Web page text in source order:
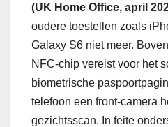
(UK Home Office, april
oudere toestellen zoals
Galaxy S6 niet meer.
NFC-chip vereist voor het
biometrische
telefoon een front-camera
gezichtsscan. In feite